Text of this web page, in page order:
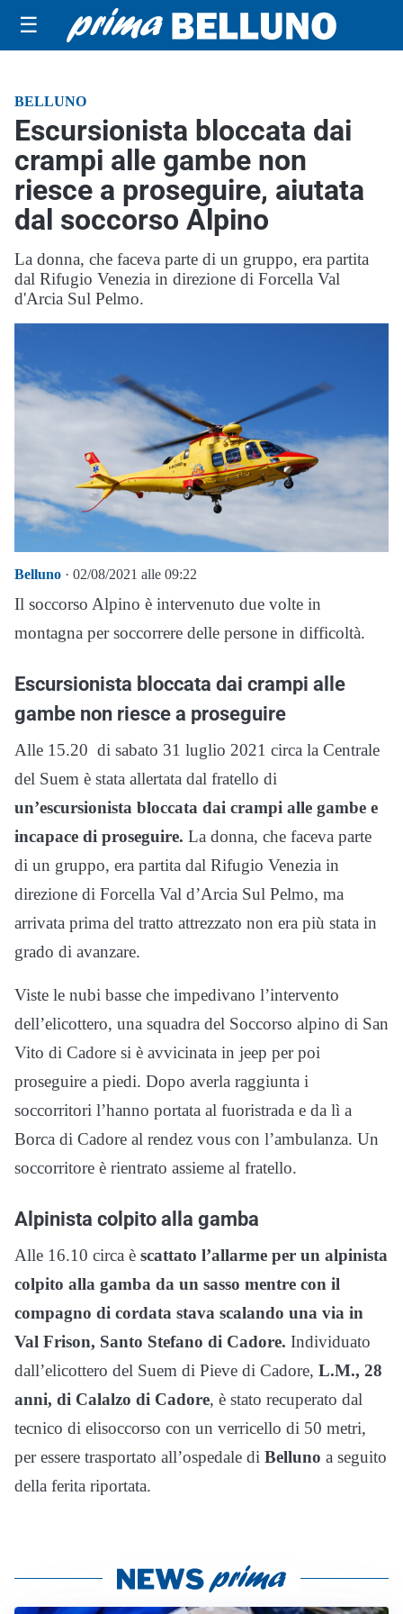
☰
BELLUNO
Escursionista bloccata dai
crampi alle gambe non
riesce a proseguire, aiutata
dal soccorso Alpino
La donna, che faceva parte di un gruppo, era partita
dal Rifugio Venezia in direzione di Forcella Val
d'Arcia Sul Pelmo.
Belluno · 02/08/2021 alle 09:22
Il soccorso Alpino è intervenuto due volte in
montagna per soccorrere delle persone in difficoltà.
Escursionista bloccata dai crampi alle
gambe non riesce a proseguire
Alle 15.20 di sabato 31 luglio 2021 circa la Centrale
del Suem è stata allertata dal fratello di
un’escursionista bloccata dai crampi alle gambe e
incapace di proseguire. La donna, che faceva parte
di un gruppo, era partita dal Rifugio Venezia in
direzione di Forcella Val d’Arcia Sul Pelmo, ma
arrivata prima del tratto attrezzato non era più stata in
grado di avanzare.
Viste le nubi basse che impedivano l’intervento
dell’elicottero, una squadra del Soccorso alpino di San
Vito di Cadore si è avvicinata in jeep per poi
proseguire a piedi. Dopo averla raggiunta i
soccorritori l’hanno portata al fuoristrada e da lì a
Borca di Cadore al rendez vous con l’ambulanza. Un
soccorritore è rientrato assieme al fratello.
Alpinista colpito alla gamba
Alle 16.10 circa è scattato l’allarme per un alpinista
colpito alla gamba da un sasso mentre con il
compagno di cordata stava scalando una via in
Val Frison, Santo Stefano di Cadore. Individuato
dall’elicottero del Suem di Pieve di Cadore, L.M., 28
anni, di Calalzo di Cadore, è stato recuperato dal
tecnico di elisoccorso con un verricello di 50 metri,
per essere trasportato all’ospedale di Belluno a seguito
della ferita riportata.